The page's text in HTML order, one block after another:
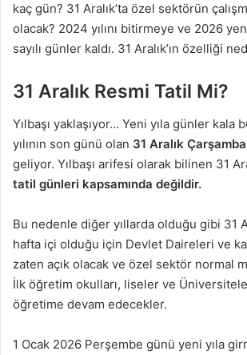
kaç gün? 31 Aralık’ta özel sektörün
olacak? 2024 yılını bitirmeye ve 2026
sayılı günler kaldı. 31 Aralık’ın özelliği
31 Aralık Resmi Tatil Mi?
Yılbaşı yaklaşıyor… Yeni yıla günler kala
yılının son günü olan 31 Aralık Çarşamba
geliyor. Yılbaşı arifesi olarak bilinen 31
tatil günleri kapsamında değildir.
Bu nedenle diğer yıllarda olduğu gibi 31
hafta içi olduğu için Devlet Daireleri ve
zaten açık olacak ve özel sektör normal
İlk öğretim okulları, liseler ve
öğretime devam edecekler.
1 Ocak 2026 Perşembe günü yeni yıla